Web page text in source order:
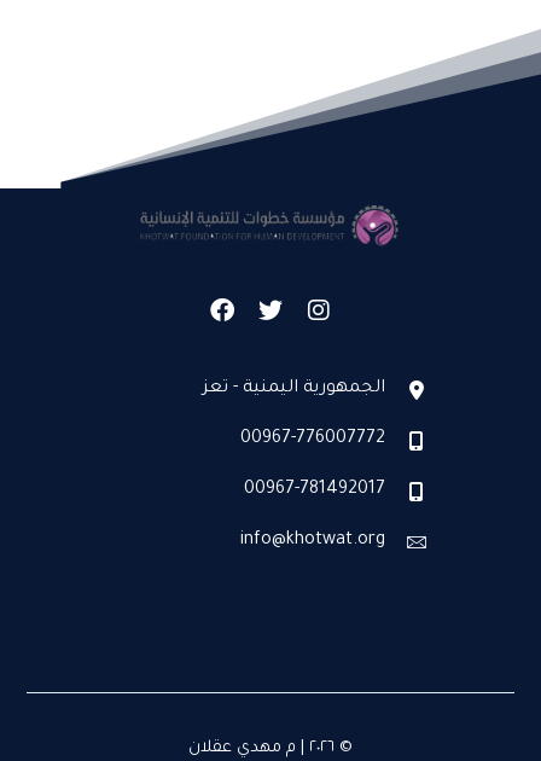
الجمهورية اليمنية - تعز
00967-776007772
00967-781492017
info@khotwat.org
© ٢٠٢٦ | م مهدي عقلان